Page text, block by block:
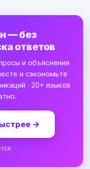
— без
ответов
и объяснения
и сэкономьте
· 20+ языков
→